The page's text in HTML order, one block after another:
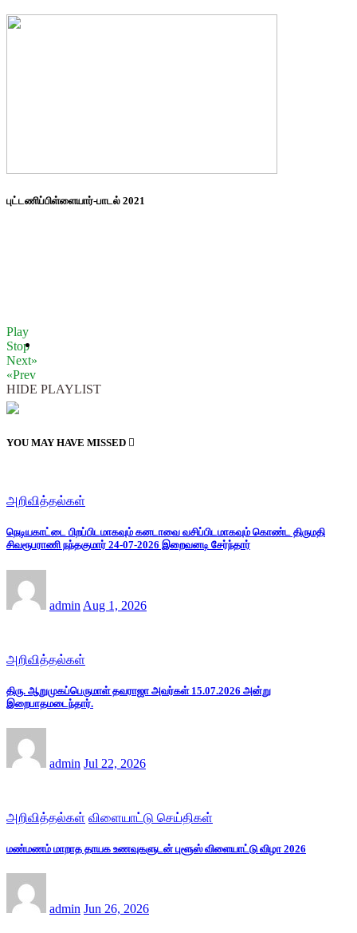
புட்டணிப்பிள்ளையார்-பாடல் 2021
Play
Stop
Next»
«Prev
HIDE PLAYLIST
YOU MAY HAVE MISSED
அறிவித்தல்கள்
நெடியகாட்டை பிறப்பிடமாகவும் கனடாவை வசிப்பிடமாகவும் கொண்ட திருமதி
சிவரூபராணி நந்தகுமார் 24-07-2026 இறைவனடி சேர்ந்தார்
admin Aug 1, 2026
அறிவித்தல்கள்
திரு. ஆறுமுகப்பெருமாள் தவராஜா அவர்கள் 15.07.2026 அன்று
இறைபாதமடைந்தார்.
admin Jul 22, 2026
அறிவித்தல்கள் விளையாட்டு செய்திகள்
மண்மணம் மாறாத தாயக உணவுகளுடன் புளூஸ் விளையாட்டு விழா 2026
admin Jun 26, 2026